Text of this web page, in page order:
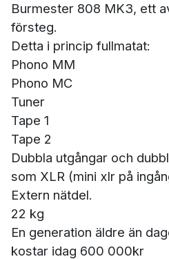
Burmester 808 MK3, ett
försteg.
Detta i princip fullmatat:
Phono MM
Phono MC
Tuner
Tape 1
Tape 2
Dubbla utgångar och
som XLR (mini xlr på
Extern nätdel.
22 kg
En generation äldre än
kostar idag 600 000kr